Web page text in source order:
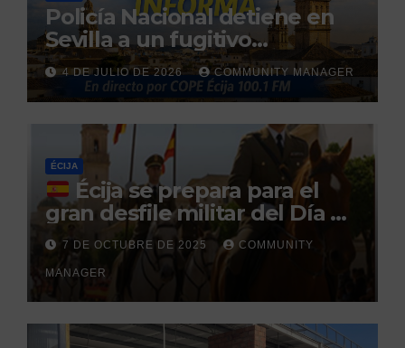
Policía Nacional detiene en
Sevilla a un fugitivo
reclamado por narcotráfico
tras no regresar a prisión
durante un permiso
penitenciario
4 DE JULIO DE 2026 COMMUNITY MANAGER
ÉCIJA
Écija se prepara para el
gran desfile militar del Día de
la Hispanidad organizado por
el Centro Militar de Cría
Caballar
7 DE OCTUBRE DE 2025 COMMUNITY
MANAGER